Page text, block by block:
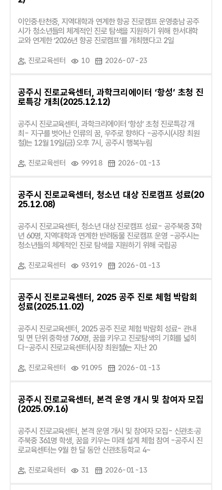
이인중·탄천중, 지역대학과 연계한 항공 진로캠프 운영충남 공주
시가 청소년들의 체계적인 진로 탐색을 지원하기 위해 한서대학
교와 연계한 ‘2026년 항공 진로캠프’를 개최했다고 2일
진로교육센터 10 2026-07-23
공주시 진로교육센터, 과학크리에이터 ‘항성’ 초청 진
로특강 개최(2025.12.12)
공주시 진로교육센터, 과학크리에이터 ‘항성’ 초청 진로특강 개
최- 지구를 벗어난 인류의 꿈, 우주로 향하다 -공주시(시장 최원
철)는 12월 19일(금) 오후 7시, 공주시 행복누림
진로교육센터 99918 2026-01-13
공주시 진로교육센터, 청소년 대상 진로캠프 성료(20
25.12.08)
공주시 진로교육센터, 청소년 대상 진로캠프 성료- 공주북중 3학
년 60명, 지역대학과 연계한 반려동물 진로캠프 운영 -공주시는
청소년들의 체계적인 진로 탐색을 지원하기 위해 국립공
진로교육센터 93919 2026-01-13
공주시 진로교육센터, 2025 공주 진로 체험 박람회
성료(2025.11.02)
공주시 진로교육센터, 2025 공주 진로 체험 박람회 성료- 관내
및 면 단위 중학생 760명, 꿈을 키우고 진로탐색의 기회를 넓히
다-공주시 진로교육센터(시장 최원철)는 지난 20
진로교육센터 91095 2026-01-13
공주시 진로교육센터, 본격 운영 개시 및 참여자 모집
(2025.09.16)
공주시 진로교육센터, 본격 운영 개시 및 참여자 모집- 신관초·공
주북중 361명 학생, 꿈을 키우는 미래 설계 체험 참여 -공주시 진
로교육센터는 9월 한 달 동안 신관초등학교 4~
진로교육센터 31 2026-01-13